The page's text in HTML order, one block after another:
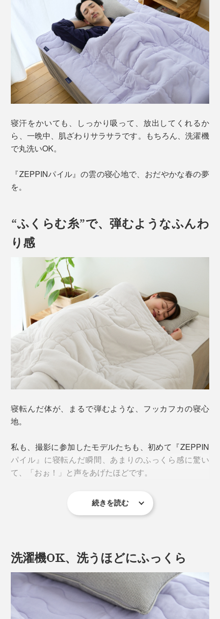
寝汗をかいても、しっかり吸って、放出してくれるか
ら、一晩中、肌ざわりサラサラです。もちろん、洗濯機
で丸洗いOK。
『ZEPPINパイル』の雲の寝心地で、おだやかな春の夢
を。
“ふくらむ糸”で、弾むようなふんわ
り感
寝転んだ体が、まるで弾むような、フッカフカの寝心
地。
私も、撮影に参加したモデルたちも、初めて『ZEPPIN
パイル』に寝転んだ瞬間、あまりのふっくら感に驚い
て、「おぉ！」と声をあげたほどです。
しかも、“おだやかな春”のように、心地よい暖かさ。暖
持ちよく過ごせました。
フッカフカの柔らかさと、心地よい暖かさにこだわった
『ZEPPINパイル』。
続きを読む
洗濯機OK、洗うほどにふっくら